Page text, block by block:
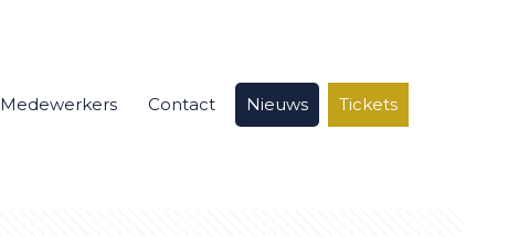
Medewerkers Contact Nieuws Tickets